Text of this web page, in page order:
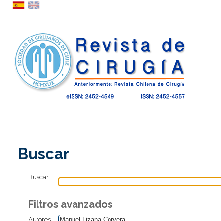
Buscar
Buscar
Filtros avanzados
Autores